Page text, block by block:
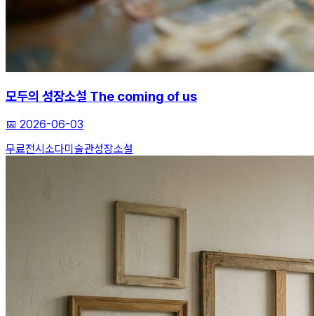
모두의 성장소설 The coming of us
📅 2026-06-03
무료전시 소다미술관성장소설